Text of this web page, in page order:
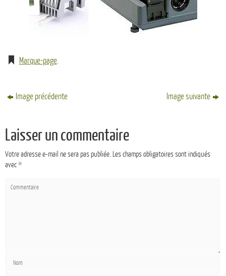
Marque-page.
Image précédente Image suivante
Laisser un commentaire
Votre adresse e-mail ne sera pas publiée. Les champs obligatoires sont indiqués
avec*